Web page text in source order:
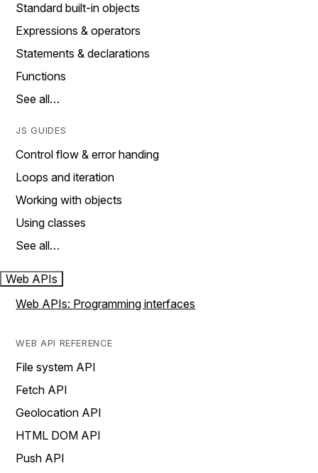
Standard built-in objects
Expressions & operators
Statements & declarations
Functions
See all…
JS GUIDES
Control flow & error handing
Loops and iteration
Working with objects
Using classes
See all…
Web APIs
Web APIs: Programming interfaces
WEB API REFERENCE
File system API
Fetch API
Geolocation API
HTML DOM API
Push API